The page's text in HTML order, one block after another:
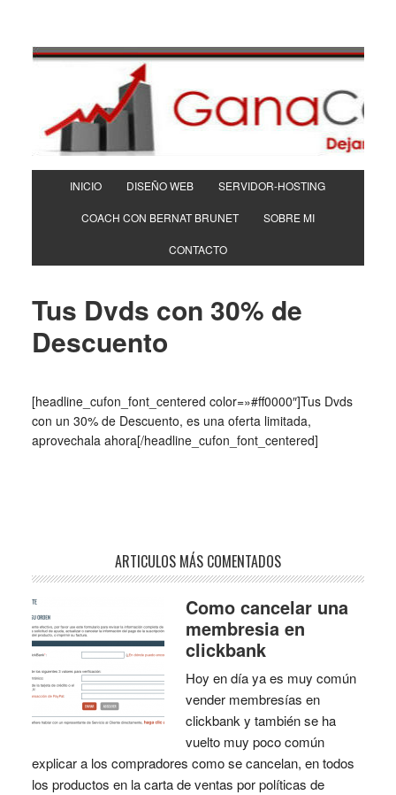
INICIO DISEÑO WEB SERVIDOR-HOSTING
COACH CON BERNAT BRUNET SOBRE MI
CONTACTO
Tus Dvds con 30% de
Descuento
[headline_cufon_font_centered color=»#ff0000″]Tus Dvds
con un 30% de Descuento, es una oferta limitada,
aprovechala ahora[/headline_cufon_font_centered]
ARTICULOS MÁS COMENTADOS
Como cancelar una
membresia en
clickbank
Hoy en día ya es muy común
vender membresías en
clickbank y también se ha
vuelto muy poco común
explicar a los compradores como se cancelan, en todos
los productos en la carta de ventas por políticas de